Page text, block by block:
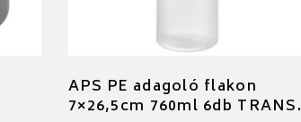
APS PE adagoló flakon
7×26,5cm 760ml 6db TRANS.